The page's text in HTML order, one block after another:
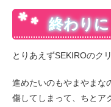
終わりに
とりあえずSEKIROのク
進めたいのもやまやまな
傷してしまって、ちとア